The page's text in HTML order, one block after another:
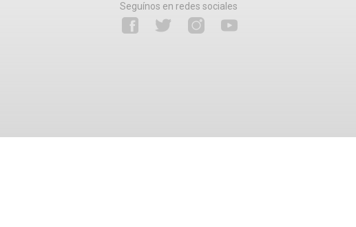
Seguínos en redes sociales